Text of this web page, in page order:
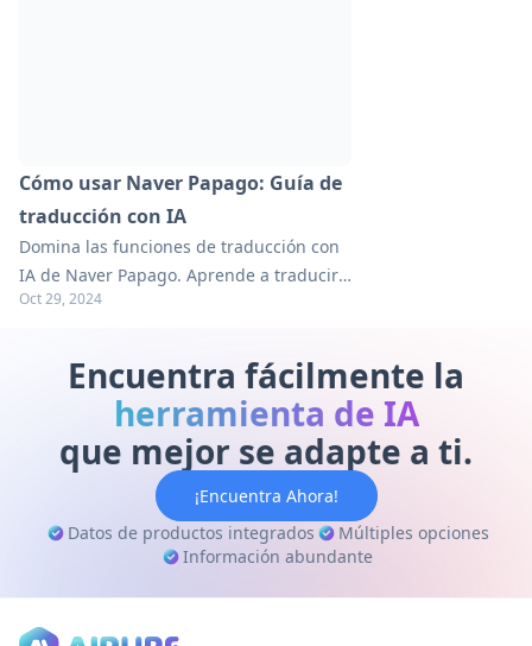
Cómo usar Naver Papago: Guía de
traducción con IA
Domina las funciones de traducción con
IA de Naver Papago. Aprende a traducir
texto, imágenes y voz en múltiples
consejos y trucos prácticos!
Oct 29, 2024
Encuentra fácilmente la
herramienta de IA
que mejor se adapte a ti.
¡Encuentra Ahora!
Datos de productos integrados
Múltiples opciones
Información abundante